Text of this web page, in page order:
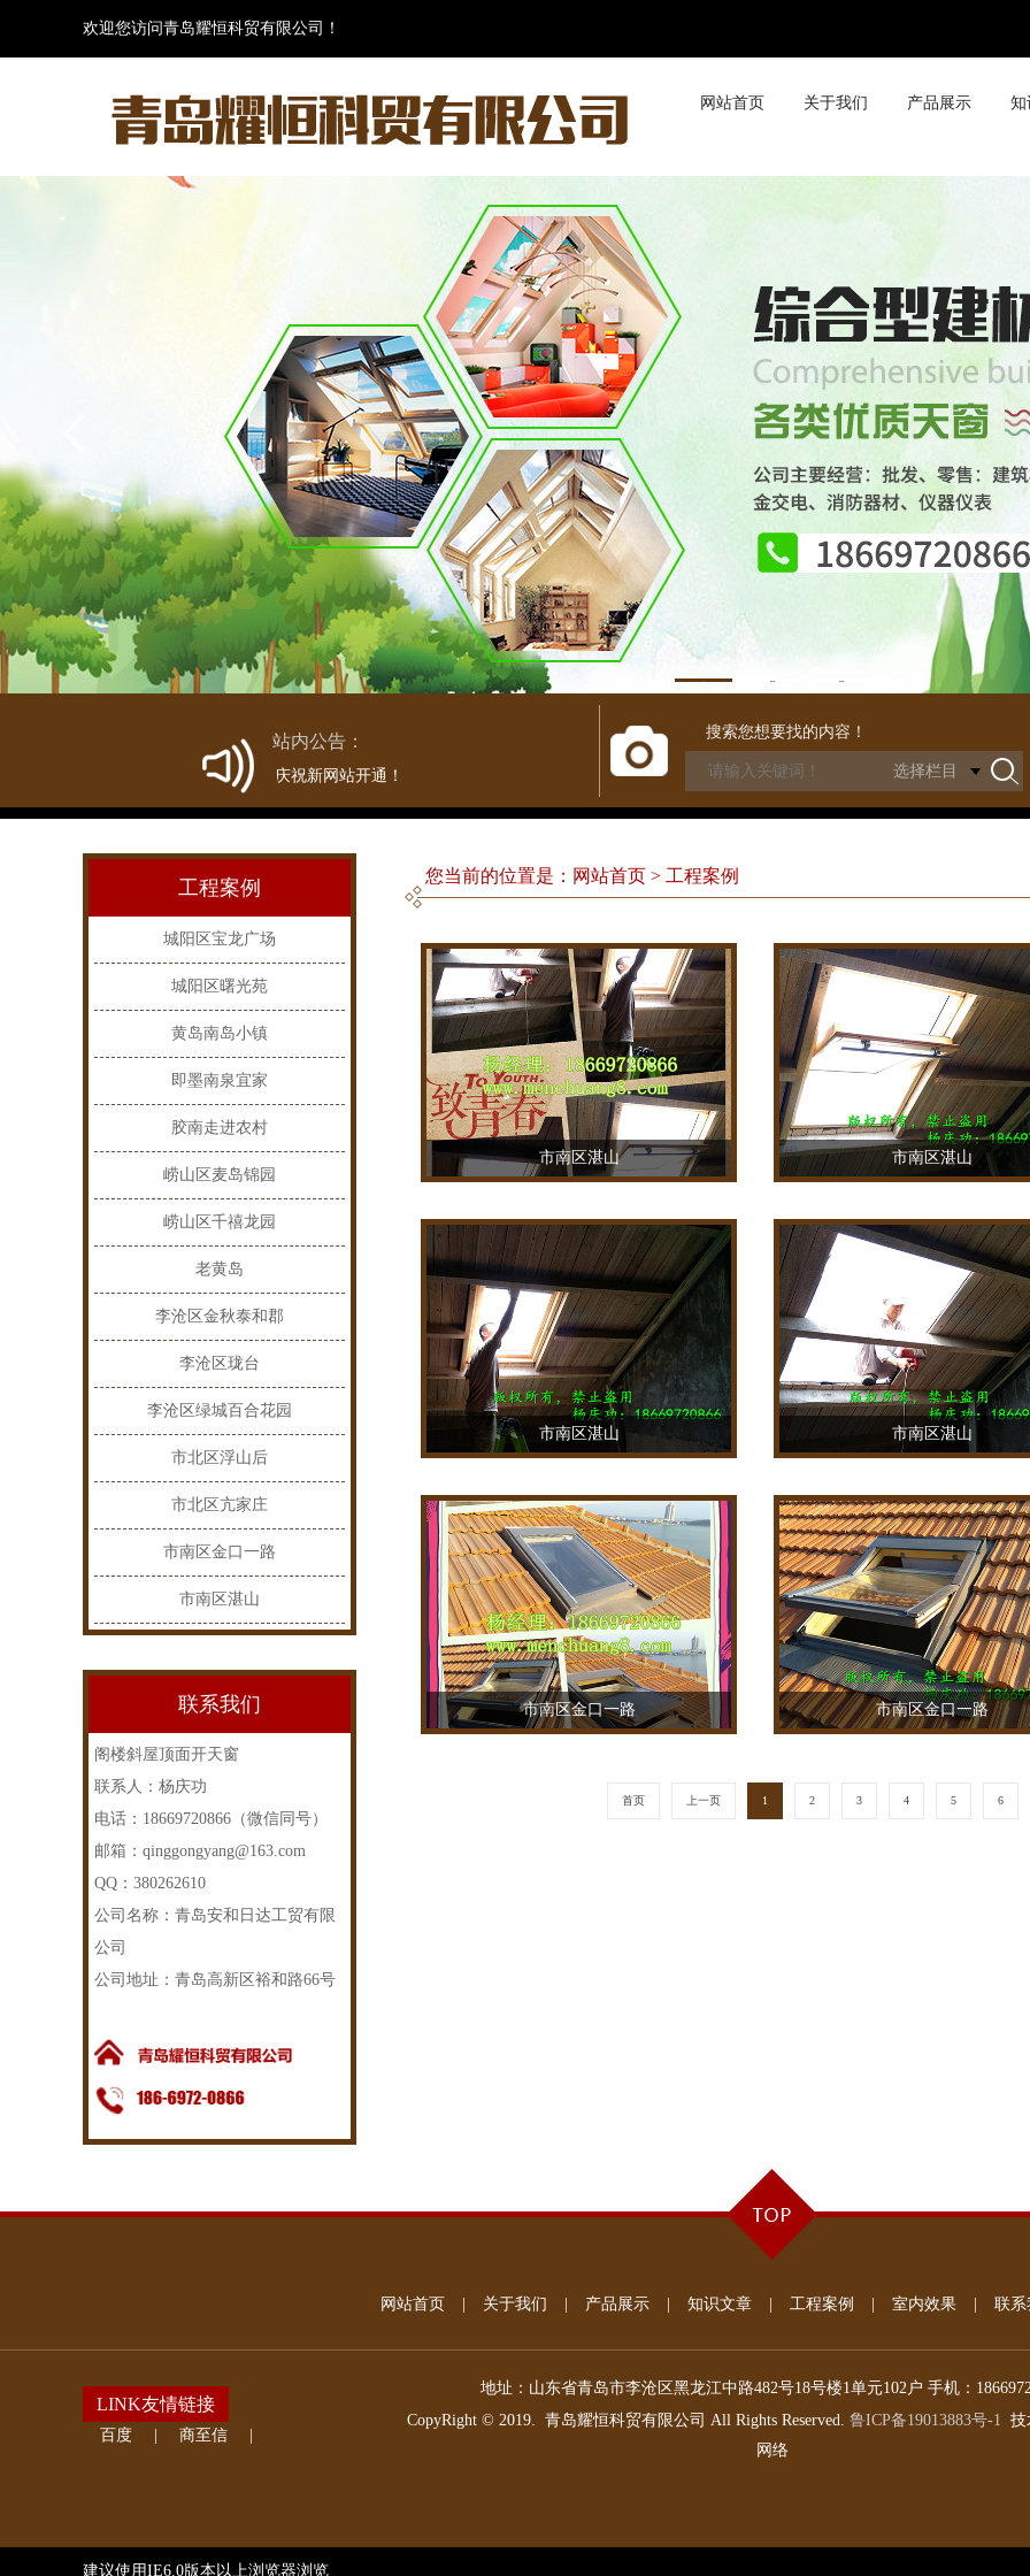
欢迎您访问青岛耀恒科贸有限公司！
网站首页 关于我们 产品展示 知
1 2 3
站内公告：
热烈庆祝新网站开通！
搜索您想要找的内容！
工程案例
城阳区宝龙广场
城阳区曙光苑
黄岛南岛小镇
即墨南泉宜家
胶南走进农村
崂山区麦岛锦园
崂山区千禧龙园
老黄岛
李沧区金秋泰和郡
李沧区珑台
李沧区绿城百合花园
市北区浮山后
市北区亢家庄
市南区金口一路
市南区湛山
联系我们
阁楼斜屋顶面开天窗
联系人：杨庆功
电话：18669720866（微信同号）
邮箱：qinggongyang@163.com
QQ：380262610
公司名称：青岛安和日达工贸有限
公司
公司地址：青岛高新区裕和路66号
您当前的位置是：网站首页 > 工程案例
市南区湛山 市南区湛山
市南区湛山 市南区湛山
市南区金口一路 市南区金口一路
首页 上一页 1 2 3 4 5 6
网站首页 关于我们 产品展示 知识文章 工程案例 室内效果 联系
LINK友情链接
百度 商至信
地址： 山东省青岛市李沧区黑龙江中路482号18号楼1单元102户 手机：
CopyRight © 2019. 青岛耀恒科贸有限公司 All Rights Reserved. 鲁ICP备19013883号-1 技
网络
建议使用IE6.0版本以上浏览器浏览